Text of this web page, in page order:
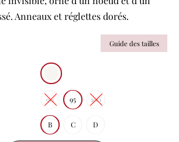
Anneaux et réglettes dorés.
Guide des tailles
90 95 100
B C D